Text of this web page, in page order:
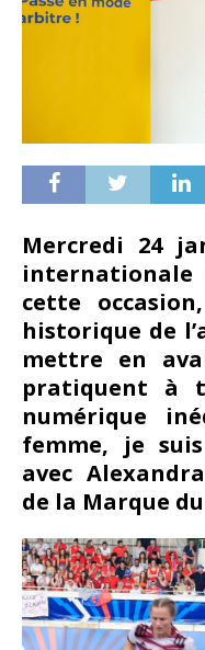
Mercredi 24
cette
historique de
mettre en
pratiquent à
numérique
femme, je
avec
de la Marque